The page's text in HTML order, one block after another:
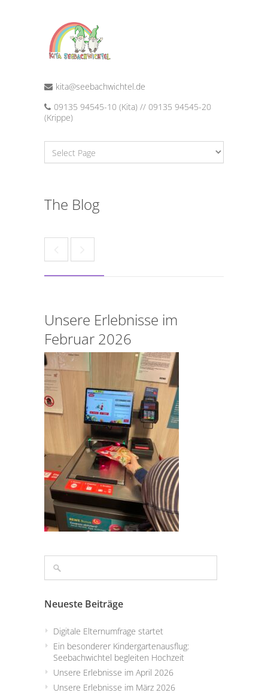
kita@seebachwichtel.de
09135 94545-10 (Kita) // 09135 94545-20
(Krippe)
The Blog
Unsere Erlebnisse im
Februar 2026
Neueste Beiträge
Digitale Elternumfrage startet
Ein besonderer Kindergartenausflug:
Seebachwichtel begleiten Hochzeit
Unsere Erlebnisse im April 2026
Unsere Erlebnisse im März 2026